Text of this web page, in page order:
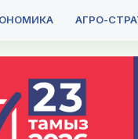
АГРО-